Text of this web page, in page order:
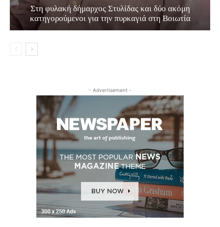
Στη φυλακή δήμαρχος Στυλίδας και δύο ακόμη
κατηγορούμενοι για την πυρκαγιά στη Βοιωτία
- Advertisement -